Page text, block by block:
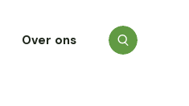
Over ons